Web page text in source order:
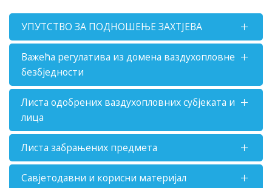
УПУТСТВО ЗА ПОДНОШЕЊЕ ЗАХТЈЕВА
Важећа регулатива из домена ваздухопловне
безбједности
Листа одобрених ваздухопловних субјеката и
лица
Листа забрањених предмета
Савјетодавни и корисни материјал